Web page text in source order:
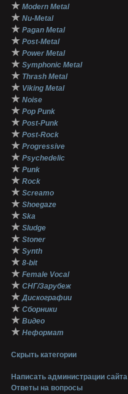
★ Modern Metal
★ Nu-Metal
★ Pagan Metal
★ Post-Metal
★ Power Metal
★ Symphonic Metal
★ Thrash Metal
★ Viking Metal
★ Noise
★ Pop Punk
★ Post-Punk
★ Post-Rock
★ Progressive
★ Psychedelic
★ Punk
★ Rock
★ Screamo
★ Shoegaze
★ Ska
★ Sludge
★ Stoner
★ Synth
★ 8-bit
★ Female Vocal
★ СНГ/Зарубеж
★ Дискографии
★ Сборники
★ Видео
★ Неформат
Скрыть категории
Написать администрации сайта
Ответы на вопросы